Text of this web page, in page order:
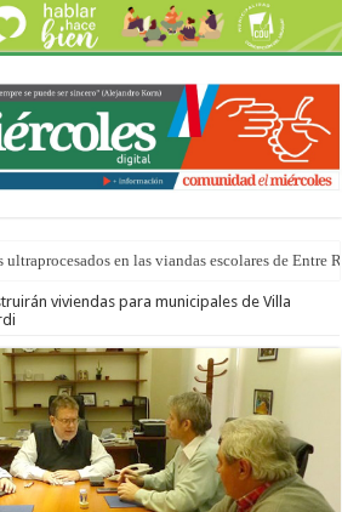
ultraprocesados en las viandas escolares de Entre
Runfla de los Macanos”
viviendas para municipales de Villa